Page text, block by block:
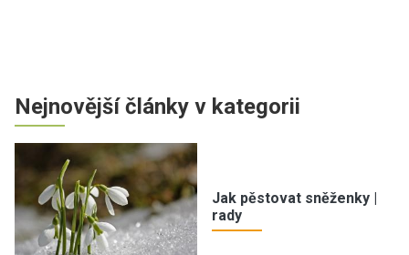
Nejnovější články v kategorii
Jak pěstovat sněženky |
rady